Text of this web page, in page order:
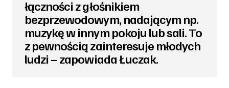
łączności z głośnikiem
bezprzewodowym, nadającym np.
muzykę w innym pokoju lub sali. To
z pewnością zainteresuje młodych
ludzi – zapowiada Łuczak.